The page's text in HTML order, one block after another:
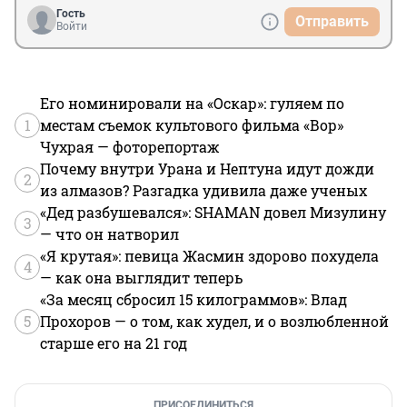
Гость
Войти
Отправить
1
Его номинировали на «Оскар»: гуляем по
местам съемок культового фильма «Вор»
Чухрая — фоторепортаж
2
Почему внутри Урана и Нептуна идут дожди
из алмазов? Разгадка удивила даже ученых
3
«Дед разбушевался»: SHAMAN довел Мизулину
— что он натворил
4
«Я крутая»: певица Жасмин здорово похудела
— как она выглядит теперь
5
«За месяц сбросил 15 килограммов»: Влад
Прохоров — о том, как худел, и о возлюбленной
старше его на 21 год